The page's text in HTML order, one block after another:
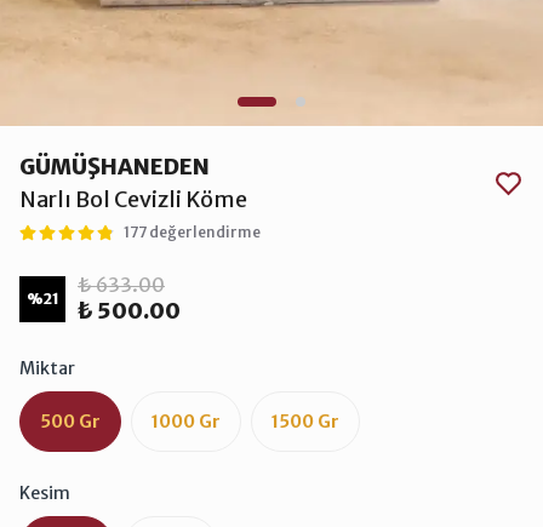
GÜMÜŞHANEDEN
Narlı Bol Cevizli Köme
177 değerlendirme
%21
₺ 633.00
₺ 500.00
Miktar
500 Gr 1000 Gr 1500 Gr
Kesim